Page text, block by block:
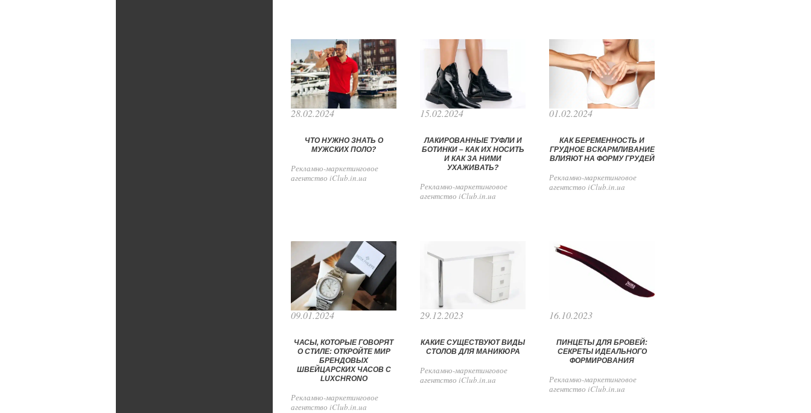
28.02.2024
ЧТО НУЖНО ЗНАТЬ О
МУЖСКИХ ПОЛО?
Рекламно-маркетинговое
агентство iClub.in.ua
15.02.2024
ЛАКИРОВАННЫЕ ТУФЛИ И
БОТИНКИ – КАК ИХ НОСИТЬ
И КАК ЗА НИМИ
УХАЖИВАТЬ?
Рекламно-маркетинговое
агентство iClub.in.ua
01.02.2024
КАК БЕРЕМЕННОСТЬ И
ГРУДНОЕ ВСКАРМЛИВАНИЕ
ВЛИЯЮТ НА ФОРМУ ГРУДЕЙ
Рекламно-маркетинговое
агентство iClub.in.ua
09.01.2024
ЧАСЫ, КОТОРЫЕ ГОВОРЯТ
О СТИЛЕ: ОТКРОЙТЕ МИР
БРЕНДОВЫХ
ШВЕЙЦАРСКИХ ЧАСОВ С
LUXCHRONO
Рекламно-маркетинговое
агентство iClub.in.ua
29.12.2023
КАКИЕ СУЩЕСТВУЮТ ВИДЫ
СТОЛОВ ДЛЯ МАНИКЮРА
Рекламно-маркетинговое
агентство iClub.in.ua
16.10.2023
ПИНЦЕТЫ ДЛЯ БРОВЕЙ:
СЕКРЕТЫ ИДЕАЛЬНОГО
ФОРМИРОВАНИЯ
Рекламно-маркетинговое
агентство iClub.in.ua